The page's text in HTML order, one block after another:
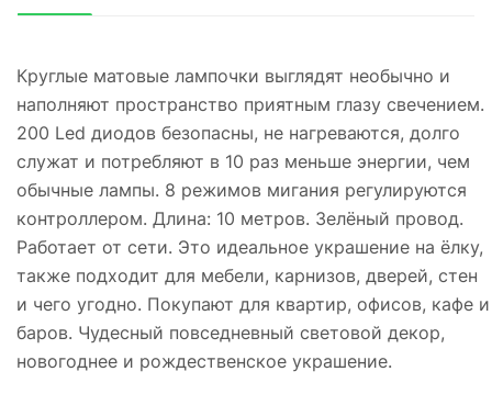
Круглые матовые лампочки выглядят необычно и
наполняют пространство приятным глазу свечением.
200 Led диодов безопасны, не нагреваются, долго
служат и потребляют в 10 раз меньше энергии, чем
обычные лампы. 8 режимов мигания регулируются
контроллером. Длина: 10 метров. Зелёный провод.
Работает от сети. Это идеальное украшение на ёлку,
также подходит для мебели, карнизов, дверей, стен
и чего угодно. Покупают для квартир, офисов, кафе и
баров. Чудесный повседневный световой декор,
новогоднее и рождественское украшение.